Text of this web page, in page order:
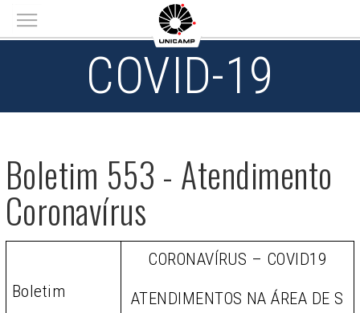
Main menu
COVID-19
Boletim 553 - Atendimento
Coronavírus
Boletim
CORONAVÍRUS – COVID19
ATENDIMENTOS NA ÁREA DE S